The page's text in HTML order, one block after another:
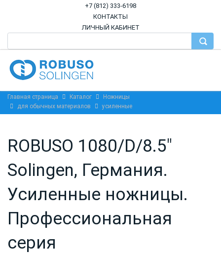
+7 (812) 333-6198
КОНТАКТЫ
ЛИЧНЫЙ КАБИНЕТ
Главная страница Каталог
Ножницы
для обычных материалов
усиленные
ROBUSO 1080/D/8.5"
Solingen, Германия.
Усиленные ножницы.
Профессиональная
серия